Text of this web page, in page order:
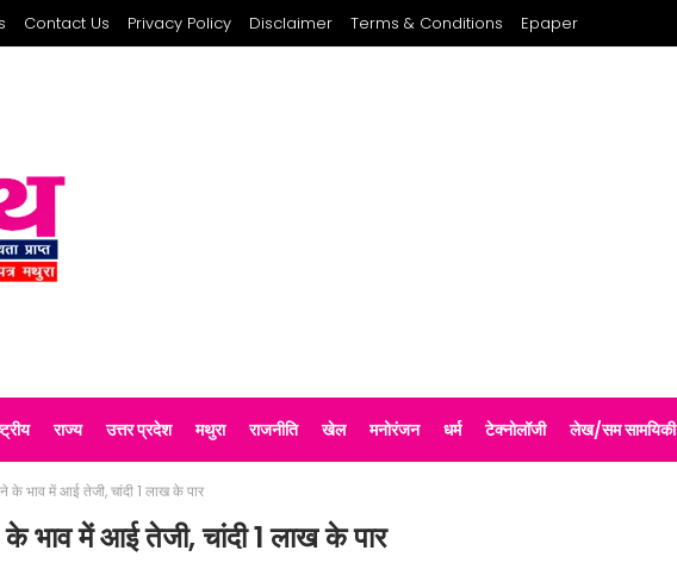
Contact Us Privacy Policy Disclaimer Terms & Conditions Epaper
राज्य उत्तर प्रदेश मथुरा राजनीति खेल मनोरंजन धर्म टेक्नोलॉजी लेख/सम सामयिकी
भाव में आई तेजी, चांदी 1 लाख के पार
में आई तेजी, चांदी 1 लाख के पार